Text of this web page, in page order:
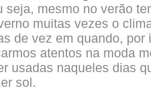
seja, mesmo no verão
muitas vezes o
de vez em quando, por
atentos na moda
usadas naqueles dias
sol.